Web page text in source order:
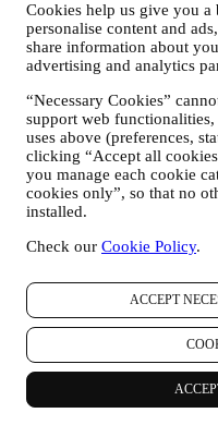
Cookies help us give you a
personalise content and
share information about
advertising and analytics
“Necessary Cookies”
support web
uses above (preferences,
clicking “Accept all
you manage each cookie
cookies only”, so that no
installed.
Check our Cookie Policy.
ACCEPT
nome, sobrenome,
outros detalhes de
endereço de e-mail),
comprar como usuário
newsletter no site ou
os seus dados de
compra, dados de
pagamentos, para
dados sobre o seu
exemplo,
usuário que retorna,
usando registros e / ou
“cookies” e
rastreamento em e-
anúncios ou para
casos, nós não
informações técnicas.
dados através de